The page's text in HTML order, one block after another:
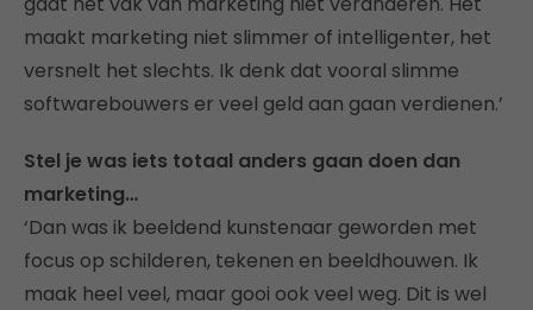
maakt marketing niet slimmer of intelligenter, het
versnelt het slechts. Ik denk dat vooral slimme
softwarebouwers er veel geld aan gaan verdienen.’
Stel je was iets totaal anders gaan doen dan
marketing…
‘Dan was ik beeldend kunstenaar geworden met
focus op schilderen, tekenen en beeldhouwen. Ik
maak heel veel, maar gooi ook veel weg. Dit is wel